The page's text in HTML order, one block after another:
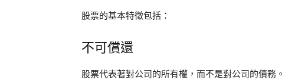
股票的基本特徵包括：
不可償還
股票代表著對公司的所有權，而不是對公司的債務